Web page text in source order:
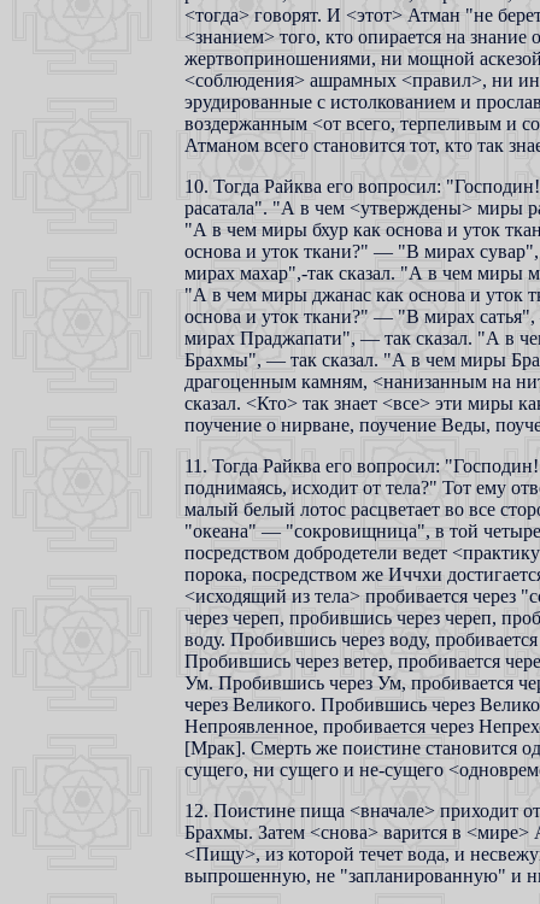
<тогда> говорят. И <этот> Атман "не
<знанием> того, кто опирается на
жертвоприношениями, ни мощной
<соблюдения> ашрамных <правил>, ни
эрудированные с истолкованием и
воздержанным <от всего, терпеливым и
Атманом всего становится тот, кто так
10. Тогда Райква его вопросил:
расатала". "А в чем <утверждены> миры
"А в чем миры бхур как основа и уток
основа и уток ткани?" — "В мирах
мирах махар",-так сказал. "А в чем миры
"А в чем миры джанас как основа и уток
основа и уток ткани?" — "В мирах
мирах Праджапати", — так сказал. "А в
Брахмы", — так сказал. "А в чем миры
драгоценным камням, <нанизанным на
сказал. <Кто> так знает <все> эти миры
поучение о нирване, поучение Веды,
11. Тогда Райква его вопросил:
поднимаясь, исходит от тела?" Тот ему
малый белый лотос расцветает во все
"океана" — "сокровищница", в той
посредством добродетели ведет
порока, посредством же Иччхи
<исходящий из тела> пробивается
через череп, пробившись через череп,
воду. Пробившись через воду,
Пробившись через ветер, пробивается
Ум. Пробившись через Ум, пробивается
через Великого. Пробившись через
Непроявленное, пробивается через
[Мрак]. Смерть же поистине становится
сущего, ни сущего и не-сущего
12. Поистине пища <вначале> приходит
Брахмы. Затем <снова> варится в
<Пищу>, из которой течет вода, и
выпрошенную, не "запланированную" и